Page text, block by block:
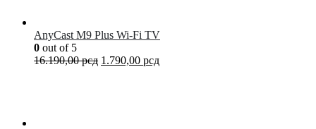
AnyCast M9 Plus Wi-Fi TV
0 out of 5
16.190,00рсд 1.790,00 рсд